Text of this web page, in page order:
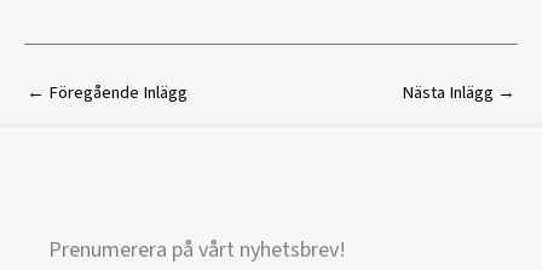
← Föregående Inlägg Nästa Inlägg →
Prenumerera på vårt nyhetsbrev!